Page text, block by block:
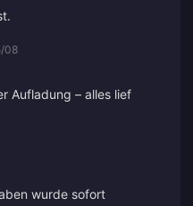
08
Aufladung – alles lief
wurde sofort